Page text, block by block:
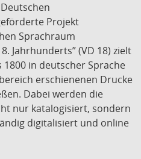
Projekt
Sprachraum
Jahrhunderts” (VD 18) zielt
1800 in deutscher Sprache
erschienenen Drucke
Dabei werden die
nur katalogisiert, sondern
digitalisiert und online